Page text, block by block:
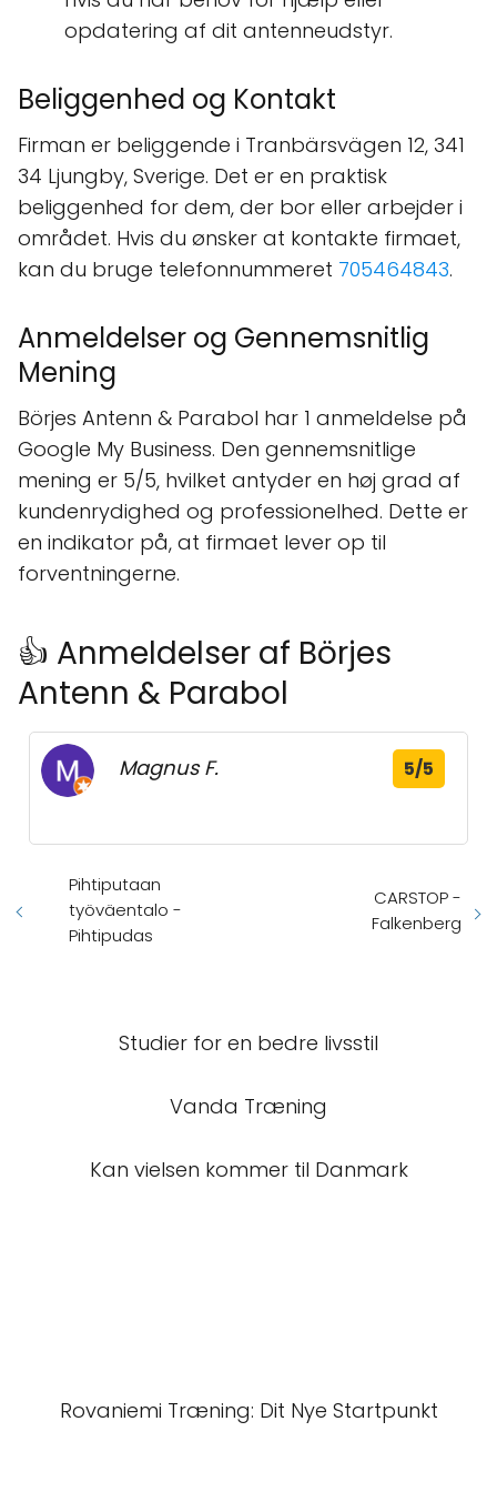
opdatering af dit antenneudstyr.
Beliggenhed og Kontakt
Firman er beliggende i Tranbärsvägen 12, 341
34 Ljungby, Sverige. Det er en praktisk
beliggenhed for dem, der bor eller arbejder i
området. Hvis du ønsker at kontakte firmaet,
kan du bruge telefonnummeret 705464843.
Anmeldelser og Gennemsnitlig
Mening
Börjes Antenn & Parabol har 1 anmeldelse på
Google My Business. Den gennemsnitlige
mening er 5/5, hvilket antyder en høj grad af
kundenrydighed og professionelhed. Dette er
en indikator på, at firmaet lever op til
forventningerne.
👍 Anmeldelser af Börjes
Antenn & Parabol
Magnus F. 5/5
Pihtiputaan
työväentalo -
Pihtipudas
CARSTOP -
Falkenberg
Studier for en bedre livsstil
Vanda Træning
Kan vielsen kommer til Danmark
Rovaniemi Træning: Dit Nye Startpunkt